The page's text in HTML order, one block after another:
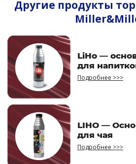
Другие продукты
LiHo —
для
Подробнее >>>
LIHO —
для чая
Подробнее >>>